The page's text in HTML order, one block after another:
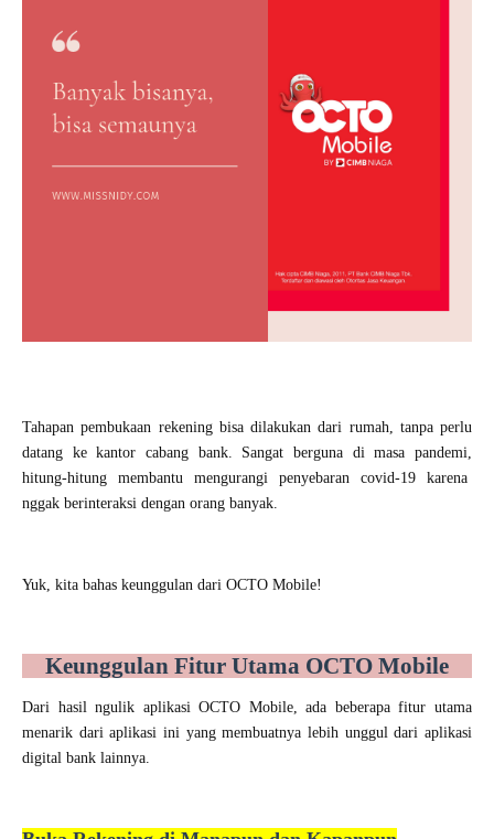
Tahapan pembukaan rekening bisa dilakukan dari rumah, tanpa perlu
datang ke kantor cabang bank. Sangat berguna di masa pandemi,
hitung-hitung membantu mengurangi penyebaran covid-19 karena
nggak berinteraksi dengan orang banyak.
Yuk, kita bahas keunggulan dari OCTO Mobile!
Keunggulan Fitur Utama OCTO Mobile
Dari hasil ngulik aplikasi OCTO Mobile, ada beberapa fitur utama
menarik dari aplikasi ini yang membuatnya lebih unggul dari aplikasi
digital bank lainnya.